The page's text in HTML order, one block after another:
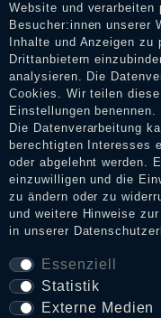
Bewertungen
Shop informieren.
Impressum
AGB
Widerrufs­recht
Website und verarbeiten
Besucher:innen unserer
Inhalte und Anzeigen
Drittanbietern
analysieren. Die
Cookies. Wir teilen
Einstellungen benennen.
Die Datenverarbeitung
berechtigten Interesses
oder abgelehnt werden.
einzuwilligen und die
zu ändern oder zu
und weitere Hinweise
in unserer
Essenziell
Statistik
Externe Medien